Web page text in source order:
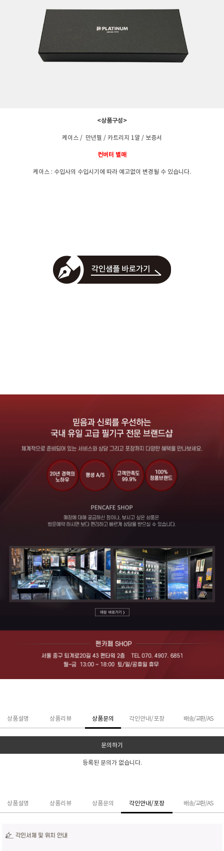
<상품구성>
케이스 / 만년필 / 카트리지 1알 / 보증서
컨버터 별매
케이스 : 수입사의 수입시기에 따라 예고없이 변경될 수 있습니다.
상품설명 상품리뷰 상품문의 각인안내/포장 배송/교환/AS
문의하기
등록된 문의가 없습니다.
상품설명 상품리뷰 상품문의 각인안내/포장 배송/교환/AS